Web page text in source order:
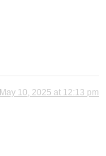
May 10, 2025 at 12:13 pm